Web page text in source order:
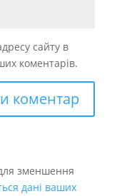
сайту в
коментарів.
зменшення
дані ваших